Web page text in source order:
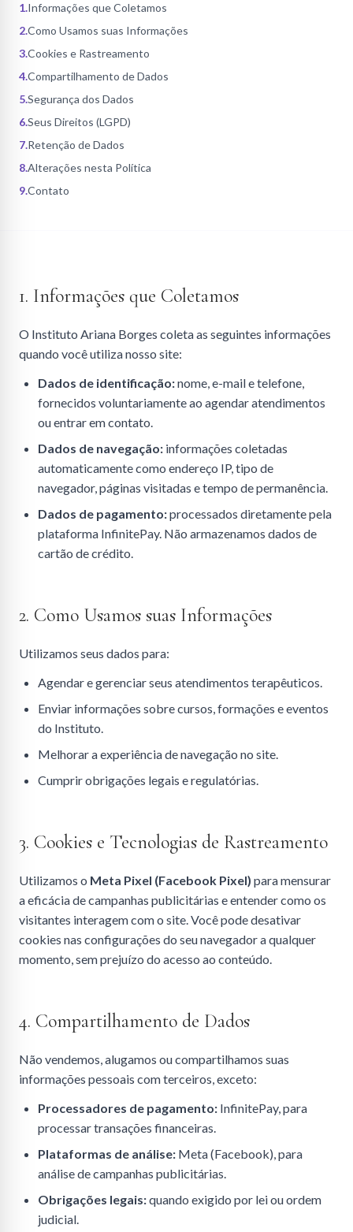
1.Informações que Coletamos
2.Como Usamos suas Informações
3.Cookies e Rastreamento
4.Compartilhamento de Dados
5.Segurança dos Dados
6.Seus Direitos (LGPD)
7.Retenção de Dados
8.Alterações nesta Política
9.Contato
1. Informações que Coletamos
O Instituto Ariana Borges coleta as seguintes informações
quando você utiliza nosso site:
Dados de identificação:nome, e-mail e telefone,
fornecidos voluntariamente ao agendar atendimentos
ou entrar em contato.
Dados de navegação: informações coletadas
automaticamente como endereço IP, tipo de
navegador, páginas visitadas e tempo de permanência.
Dados de pagamento:processados diretamente pela
plataforma InfinitePay. Não armazenamos dados de
cartão de crédito.
2. Como Usamos suas Informações
Utilizamos seus dados para:
Agendar e gerenciar seus atendimentos terapêuticos.
Enviar informações sobre cursos, formações e eventos
do Instituto.
Melhorar a experiência de navegação no site.
Cumprir obrigações legais e regulatórias.
3. Cookies e Tecnologias de Rastreamento
Utilizamos o Meta Pixel (Facebook Pixel) para mensurar
a eficácia de campanhas publicitárias e entender como os
visitantes interagem com o site. Você pode desativar
cookies nas configurações do seu navegador a qualquer
momento, sem prejuízo do acesso ao conteúdo.
4. Compartilhamento de Dados
Não vendemos, alugamos ou compartilhamos suas
informações pessoais com terceiros, exceto:
Processadores de pagamento: InfinitePay, para
processar transações financeiras.
Plataformas de análise: Meta (Facebook), para
análise de campanhas publicitárias.
Obrigações legais:quando exigido por lei ou ordem
judicial.